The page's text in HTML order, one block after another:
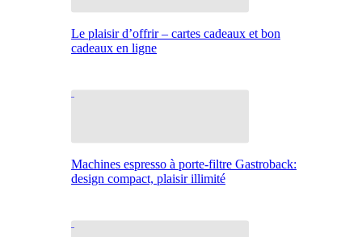
Le plaisir d’offrir – cartes cadeaux et bon
cadeaux en ligne
Machines espresso à porte-filtre Gastroback:
design compact, plaisir illimité